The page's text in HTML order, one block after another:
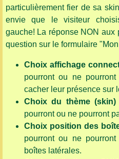
particulièrement fier de sa
envie que le visiteur
gauche! La réponse NON aux
question sur le formulaire
Choix affichage
pourront ou ne
cacher leur présence sur
Choix du thème (skin)
pourront ou ne pourront
Choix position des
pourront ou ne
boîtes latérales.